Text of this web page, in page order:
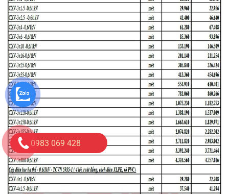
0983 069 428